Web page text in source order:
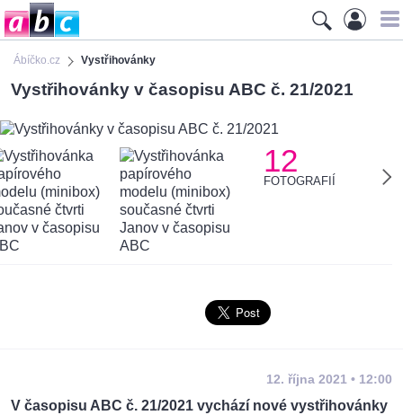
Ábíčko.cz Vystřihovánky
Vystřihovánky v časopisu ABC č. 21/2021
12
FOTOGRAFIÍ
12. října 2021 • 12:00
V časopisu ABC č. 21/2021 vychází nové vystřihovánky